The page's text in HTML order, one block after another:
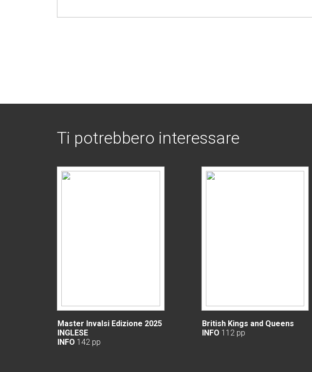
Ti potrebbero interessare
Master Invalsi Edizione 2025
INGLESE
INFO 142 pp
British Kings and Queens
INFO 112 pp